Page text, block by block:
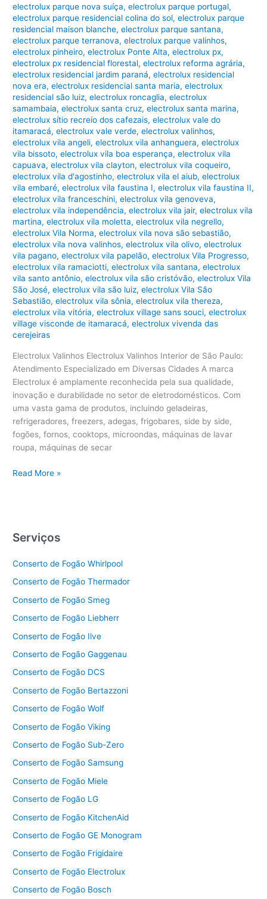
electrolux parque nova suíça,electrolux parque portugal,
electrolux parque residencial colina do sol,electrolux parque
residencial maison blanche,electrolux parque santana,
electrolux parque terranova,electrolux parque valinhos,
electrolux pinheiro,electrolux Ponte Alta,electrolux px,
electrolux px residencial florestal,electrolux reforma agrária,
electrolux residencial jardim paraná,electrolux residencial
nova era,electrolux residencial santa maria,electrolux
residencial são luiz,electrolux roncaglia,electrolux
samambaia,electrolux santa cruz,electrolux santa marina,
electrolux sítio recreio dos cafezais,electrolux vale do
itamaracá,electrolux vale verde,electrolux valinhos,
electrolux vila angeli,electrolux vila anhanguera,electrolux
vila bissoto,electrolux vila boa esperança,electrolux vila
capuava,electrolux vila clayton,electrolux vila coqueiro,
electrolux vila d'agostinho,electrolux vila el aiub,electrolux
vila embaré,electrolux vila faustina I,electrolux vila faustina II,
electrolux vila franceschini,electrolux vila genoveva,
electrolux vila independência,electrolux vila jair,electrolux vila
martina,electrolux vila moletta,electrolux vila negrello,
electrolux Vila Norma,electrolux vila nova são sebastião,
electrolux vila nova valinhos,electrolux vila olivo,electrolux
vila pagano,electrolux vila papelão,electrolux Vila Progresso,
electrolux vila ramaciotti,electrolux vila santana,electrolux
vila santo antônio,electrolux vila são cristóvão,electrolux Vila
São José,electrolux vila são luiz,electrolux Vila São
Sebastião,electrolux vila sônia,electrolux vila thereza,
electrolux vila vitória,electrolux village sans souci,electrolux
village visconde de itamaracá,electrolux vivenda das
cerejeiras
Electrolux Valinhos Electrolux Valinhos Interior de São Paulo:
Atendimento Especializado em Diversas Cidades A marca
Electrolux é amplamente reconhecida pela sua qualidade,
inovação e durabilidade no setor de eletrodomésticos. Com
uma vasta gama de produtos, incluindo geladeiras,
refrigeradores, freezers, adegas, frigobares, side by side,
fogões, fornos, cooktops, microondas, máquinas de lavar
roupa, máquinas de secar
Electrolux
Read More »
Serviços
Conserto de Fogão Whirlpool
Conserto de Fogão Thermador
Conserto de Fogão Smeg
Conserto de Fogão Liebherr
Conserto de Fogão Ilve
Conserto de Fogão Gaggenau
Conserto de Fogão DCS
Conserto de Fogão Bertazzoni
Conserto de Fogão Wolf
Conserto de Fogão Viking
Conserto de Fogão Sub-Zero
Conserto de Fogão Samsung
Conserto de Fogão Miele
Conserto de Fogão LG
Conserto de Fogão KitchenAid
Conserto de Fogão GE Monogram
Conserto de Fogão Frigidaire
Conserto de Fogão Electrolux
Conserto de Fogão Bosch